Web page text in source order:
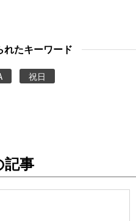
れたキーワード
祝日
事